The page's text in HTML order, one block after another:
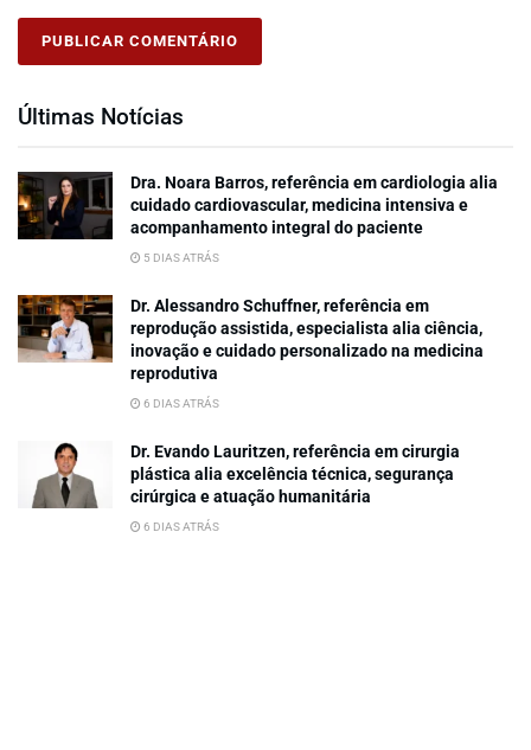
Últimas Notícias
Dra. Noara Barros, referência em cardiologia alia
cuidado cardiovascular, medicina intensiva e
acompanhamento integral do paciente
5 DIAS ATRÁS
Dr. Alessandro Schuffner, referência em
reprodução assistida, especialista alia ciência,
inovação e cuidado personalizado na medicina
reprodutiva
6 DIAS ATRÁS
Dr. Evando Lauritzen, referência em cirurgia
plástica alia excelência técnica, segurança
cirúrgica e atuação humanitária
6 DIAS ATRÁS